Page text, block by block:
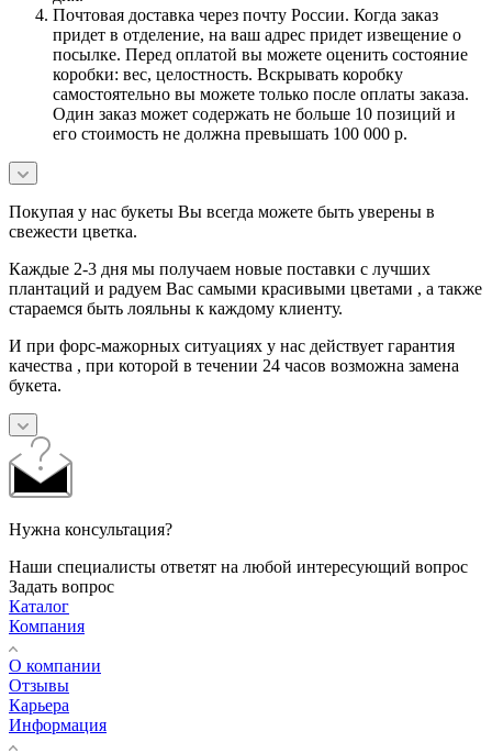
Почтовая доставка через почту России. Когда заказ
придет в отделение, на ваш адрес придет извещение о
посылке. Перед оплатой вы можете оценить состояние
коробки: вес, целостность. Вскрывать коробку
самостоятельно вы можете только после оплаты заказа.
Один заказ может содержать не больше 10 позиций и
его стоимость не должна превышать 100 000 р.
Покупая у нас букеты Вы всегда можете быть уверены в
свежести цветка.
Каждые 2-3 дня мы получаем новые поставки с лучших
плантаций и радуем Вас самыми красивыми цветами , а также
стараемся быть лояльны к каждому клиенту.
И при форс-мажорных ситуациях у нас действует гарантия
качества , при которой в течении 24 часов возможна замена
букета.
Нужна консультация?
Наши специалисты ответят на любой интересующий вопрос
Задать вопрос
Каталог
Компания
О компании
Отзывы
Карьера
Информация